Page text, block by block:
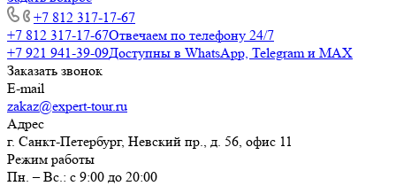
+7 812 317-17-67
+7 812 317-17-67Отвечаем по телефону 24/7
+7 921 941-39-09Доступны в WhatsApp, Telegram и MAX
Заказать звонок
E-mail
zakaz@expert-tour.ru
Адрес
г. Санкт-Петербург, Невский пр., д. 56, офис 11
Режим работы
Пн. – Вс.: с 9:00 до 20:00